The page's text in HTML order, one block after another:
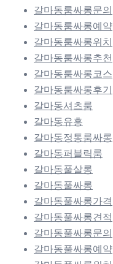
갈마동룸싸롱문의
갈마동룸싸롱예약
갈마동룸싸롱위치
갈마동룸싸롱추천
갈마동룸싸롱코스
갈마동룸싸롱후기
갈마동셔츠룸
갈마동유흥
갈마동정통룸싸롱
갈마동퍼블릭룸
갈마동풀살롱
갈마동풀싸롱
갈마동풀싸롱가격
갈마동풀싸롱견적
갈마동풀싸롱문의
갈마동풀싸롱예약